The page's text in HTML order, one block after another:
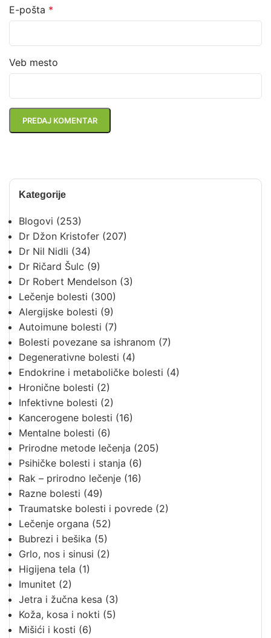
Kategorije
Blogovi (253)
Dr Džon Kristofer (207)
Dr Nil Nidli (34)
Dr Ričard Šulc (9)
Dr Robert Mendelson (3)
Lečenje bolesti (300)
Alergijske bolesti (9)
Autoimune bolesti (7)
Bolesti povezane sa ishranom (7)
Degenerativne bolesti (4)
Endokrine i metaboličke bolesti (4)
Hronične bolesti (2)
Infektivne bolesti (2)
Kancerogene bolesti (16)
Mentalne bolesti (6)
Prirodne metode lečenja (205)
Psihičke bolesti i stanja (6)
Rak – prirodno lečenje (16)
Razne bolesti (49)
Traumatske bolesti i povrede (2)
Lečenje organa (52)
Bubrezi i bešika (5)
Grlo, nos i sinusi (2)
Higijena tela (1)
Imunitet (2)
Jetra i žučna kesa (3)
Koža, kosa i nokti (5)
Mišići i kosti (6)
E-pošta *
Veb mesto